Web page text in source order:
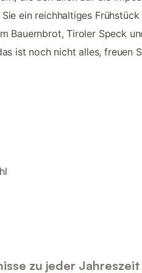
ein reichhaltiges Frühstück
Bauernbrot, Tiroler Speck
ist noch nicht alles, freuen
zu jeder Jahreszeit